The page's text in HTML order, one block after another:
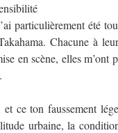
particulièrement été
Chacune à
en scène, elles m’ont
ce ton faussement
urbaine, la